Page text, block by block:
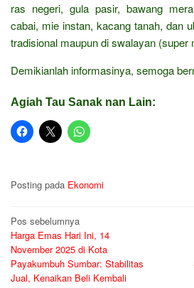
ras negeri, gula pasir, bawang
cabai, mie instan, kacang tanah, dan
tradisional maupun di swalayan (super
Demikianlah informasinya, semoga
Agiah Tau Sanak nan Lain:
Posting pada Ekonomi
Navigasi
pos
Pos sebelumnya
Harga Emas Hari Ini, 14
November 2025 di Kota
Payakumbuh Sumbar: Stabilitas
Jual, Kenaikan Beli Kembali